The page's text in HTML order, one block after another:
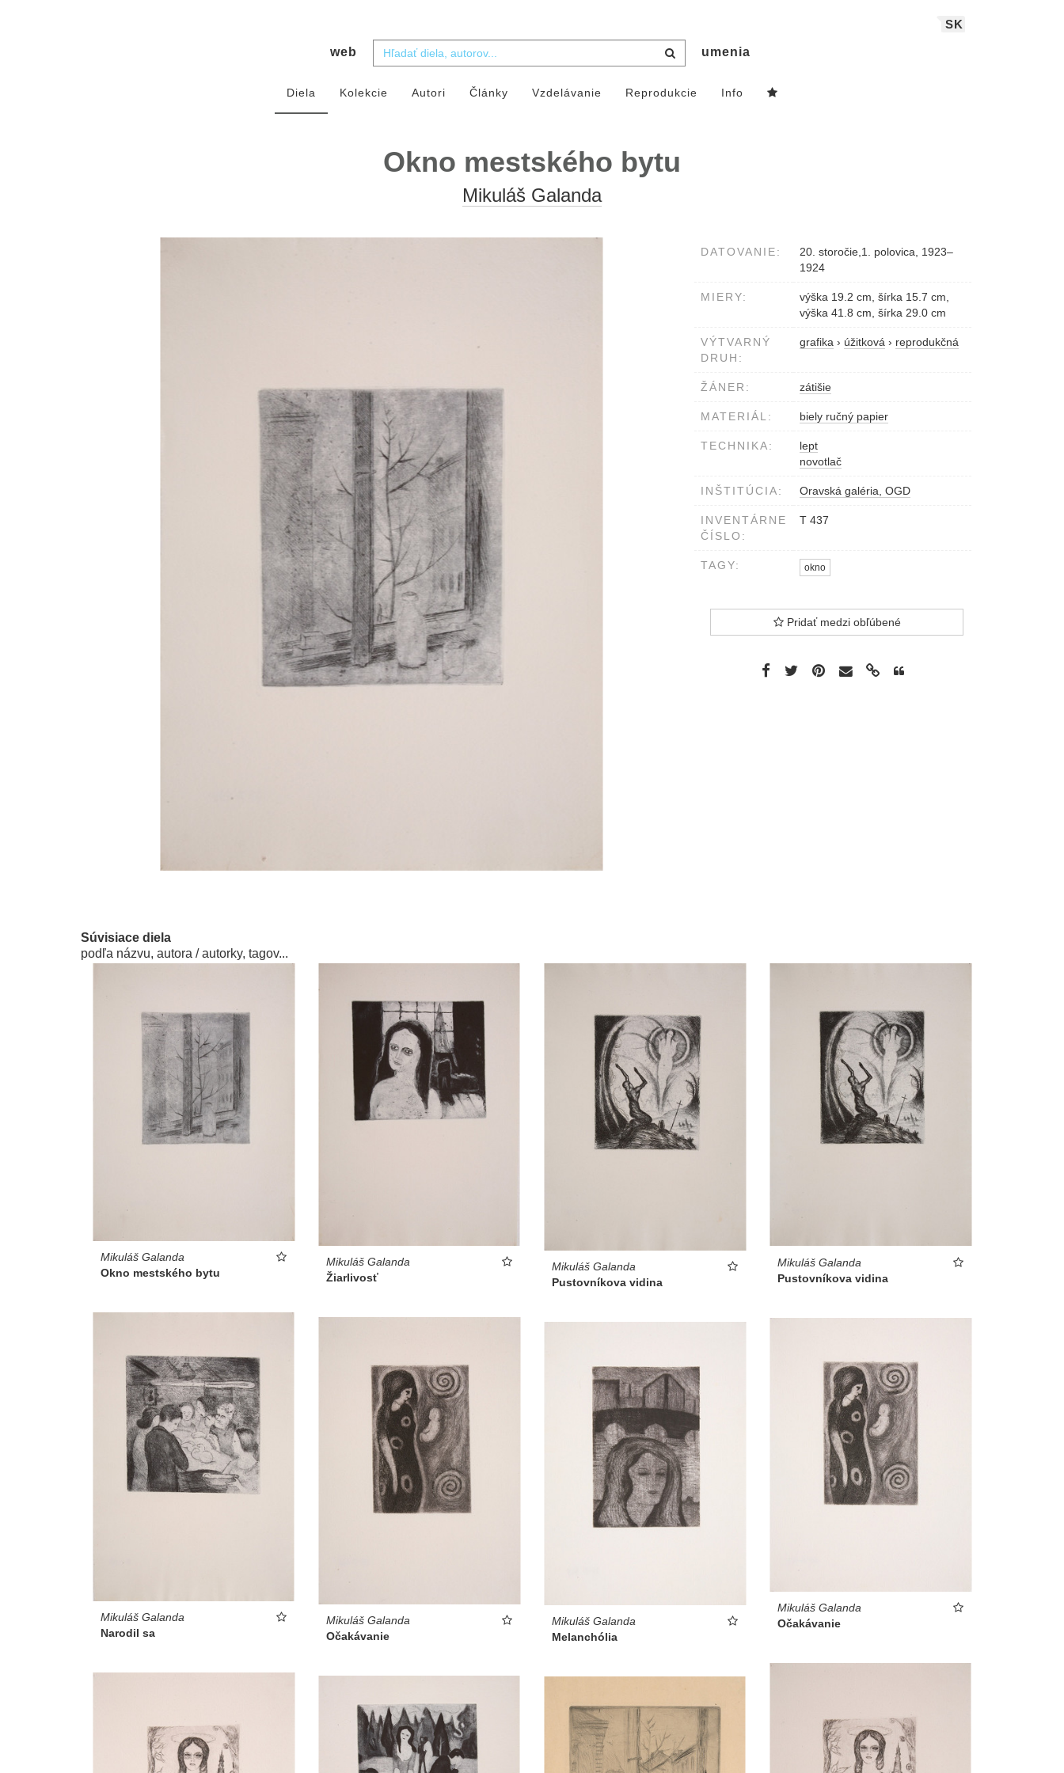
SK
web umenia
Diela Kolekcie Autori Články Vzdelávanie Reprodukcie Info
Okno mestského bytu
Mikuláš Galanda
DATOVANIE:
20. storočie,1. polovica, 1923–
1924
MIERY:
výška 19.2 cm, šírka 15.7 cm,
výška 41.8 cm, šírka 29.0 cm
VÝTVARNÝ
DRUH:
grafika › úžitková › reprodukčná
ŽÁNER: zátišie
MATERIÁL: biely ručný papier
TECHNIKA:
lept
novotlač
INŠTITÚCIA: Oravská galéria, OGD
INVENTÁRNE
ČÍSLO:
T 437
TAGY: okno
Pridať medzi obľúbené
Súvisiace diela
podľa názvu, autora / autorky, tagov...
Mikuláš Galanda
Okno mestského bytu
Mikuláš Galanda
Žiarlivosť
Mikuláš Galanda
Pustovníkova vidina
Mikuláš Galanda
Pustovníkova vidina
Mikuláš Galanda
Narodil sa
Mikuláš Galanda
Očakávanie
Mikuláš Galanda
Očakávanie
Mikuláš Galanda
Melanchólia